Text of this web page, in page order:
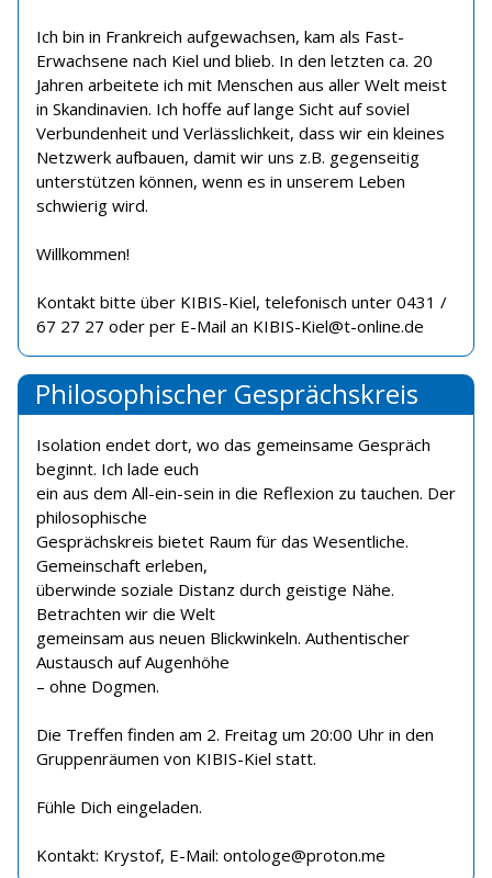
Ich bin in Frankreich aufgewachsen, kam als Fast-
Erwachsene nach Kiel und blieb. In den letzten ca. 20
Jahren arbeitete ich mit Menschen aus aller Welt meist
in Skandinavien. Ich hoffe auf lange Sicht auf soviel
Verbundenheit und Verlässlichkeit, dass wir ein kleines
Netzwerk aufbauen, damit wir uns z.B. gegenseitig
unterstützen können, wenn es in unserem Leben
schwierig wird.
Willkommen!
Kontakt bitte über KIBIS-Kiel, telefonisch unter 0431 /
67 27 27 oder per E-Mail an KIBIS-Kiel@t-online.de
Philosophischer Gesprächskreis
Isolation endet dort, wo das gemeinsame Gespräch
beginnt. Ich lade euch
ein aus dem All-ein-sein in die Reflexion zu tauchen. Der
philosophische
Gesprächskreis bietet Raum für das Wesentliche.
Gemeinschaft erleben,
überwinde soziale Distanz durch geistige Nähe.
Betrachten wir die Welt
gemeinsam aus neuen Blickwinkeln. Authentischer
Austausch auf Augenhöhe
– ohne Dogmen.
Die Treffen finden am 2. Freitag um 20:00 Uhr in den
Gruppenräumen von KIBIS-Kiel statt.
Fühle Dich eingeladen.
Kontakt: Krystof, E-Mail: ontologe@proton.me